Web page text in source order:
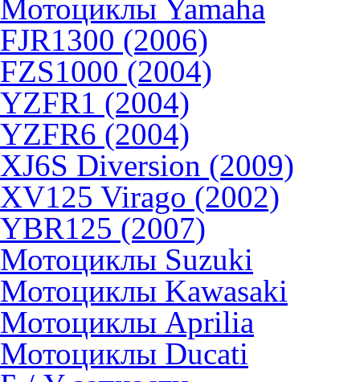
Мотоциклы Yamaha
FJR1300 (2006)
FZS1000 (2004)
YZFR1 (2004)
YZFR6 (2004)
XJ6S Diversion (2009)
XV125 Virago (2002)
YBR125 (2007)
Мотоциклы Suzuki
Мотоциклы Kawasaki
Мотоциклы Aprilia
Мотоциклы Ducati